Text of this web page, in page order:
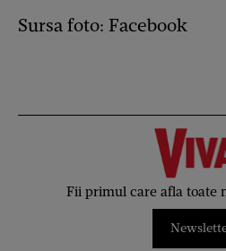
Sursa foto: Facebook
Fii primul care afla toate